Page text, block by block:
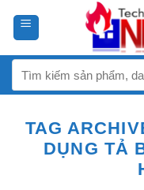
kiếm:
TAG
DỤNG TẢ